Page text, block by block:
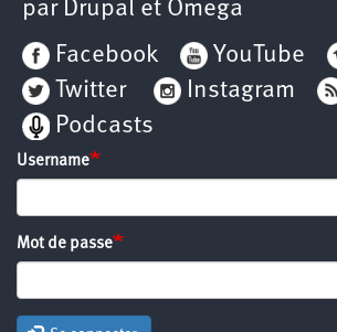
par Drupal et Omega
Facebook
YouTube
Twitter
Instagram
Podcasts
Username
Mot de passe